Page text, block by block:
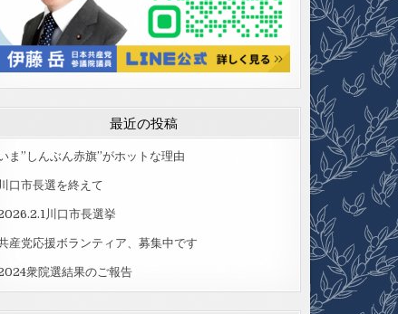
最近の投稿
ま”しんぶん赤旗”がホットな理由
川口市長選を終えて
川口市長選挙
産党応援ボランティア、募集中です
衆院選結果のご報告